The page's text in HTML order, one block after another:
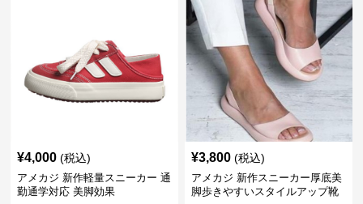
¥4,000 (税込)
アメカジ 新作軽量スニーカー 通
勤通学対応 美脚効果
¥3,800 (税込)
アメカジ 新作スニーカー厚底美
脚歩きやすいスタイルアップ靴